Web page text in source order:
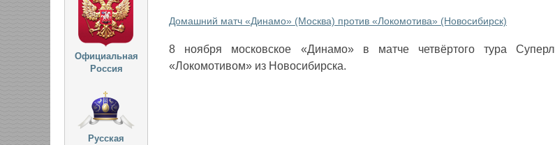
Домашний матч «Динамо» (Москва) против «Локомотива» (Новосибирск)
8 ноября московское «Динамо» в матче четвёртого тура
«Локомотивом» из Новосибирска.
Официальная
Россия
Русская